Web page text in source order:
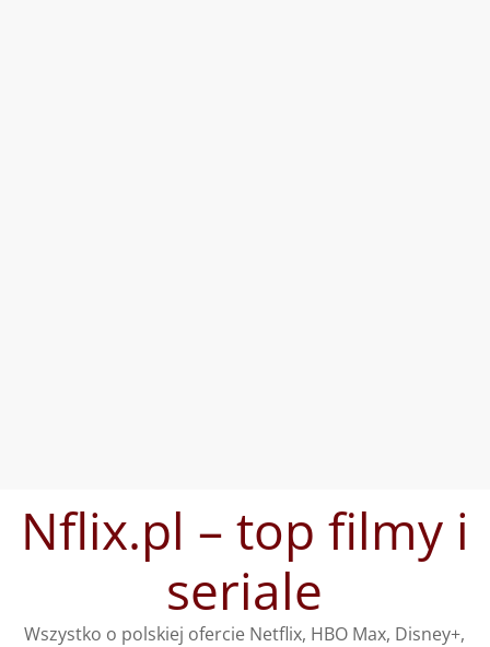
treściNflix.pl – top filmy i
seriale
Wszystko o polskiej ofercie Netflix, HBO Max, Disney+,